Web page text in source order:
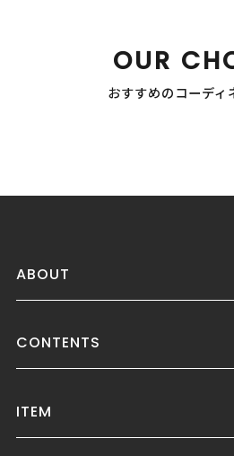
OUR
おすすめのコーディ
ABOUT
CONTENTS
ITEM